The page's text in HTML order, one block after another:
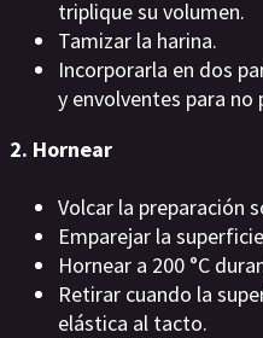
triplique su volumen.
Tamizar la harina.
Incorporarla en dos
y envolventes para no
2. Hornear
Volcar la preparación
Emparejar la
Hornear a 200 °C
Retirar cuando la
elástica al tacto.